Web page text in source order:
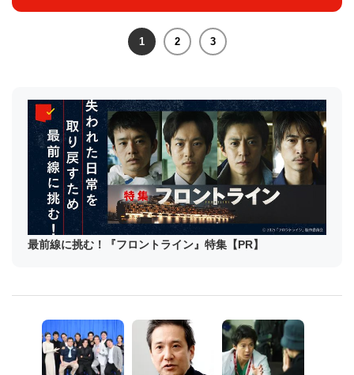
1 2 3
最前線に挑む！『フロントライン』特集【PR】